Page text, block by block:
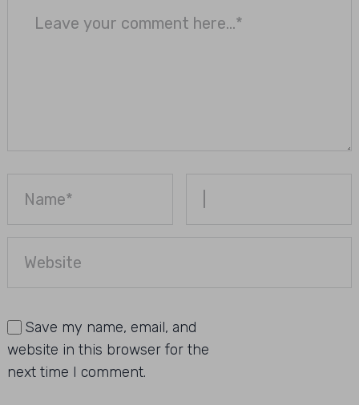
Save my name, email, and
website in this browser for the
next time I comment.